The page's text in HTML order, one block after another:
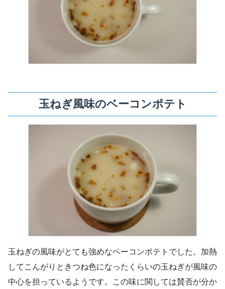
玉ねぎ風味のベーコンポテト
玉ねぎの風味がとても強めなベーコンポテトでした。加熱
してこんがりときつね色になったくらいの玉ねぎが風味の
中心を担っているようです。この味に関しては賛否が分か